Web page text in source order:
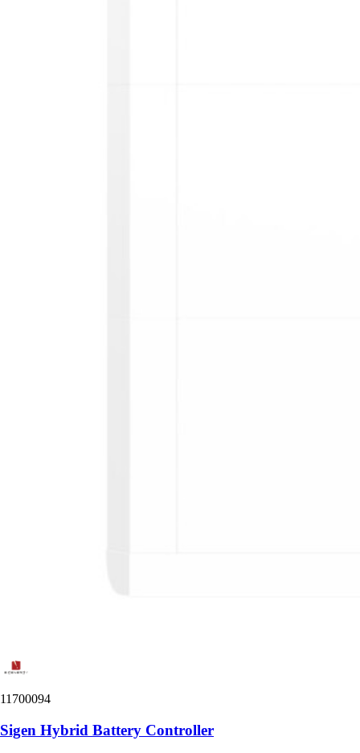
11700094
Sigen Hybrid Battery Controller